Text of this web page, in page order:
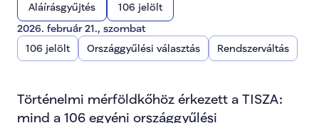
Aláírásgyűjtés
106 jelölt
2026. február 21., szombat
106 jelölt
Országgyűlési választás Rendszerváltás
Történelmi mérföldkőhöz érkezett a TISZA:
mind a 106 egyéni országgyűlési